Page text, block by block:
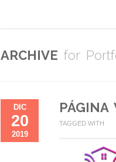
ARCHIVE for
DIC
20
2019
PÁGINA
TAGGED WITH